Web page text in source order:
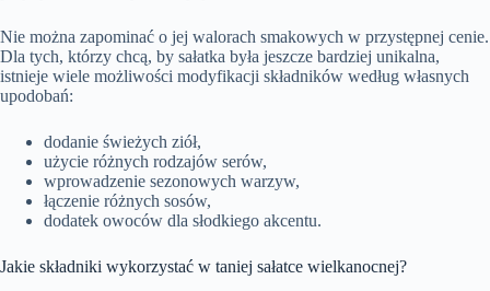
Nie można zapominać o jej walorach smakowych w przystępnej cenie.
Dla tych, którzy chcą, by sałatka była jeszcze bardziej unikalna,
istnieje wiele możliwości modyfikacji składników według własnych
upodobań:
dodanie świeżych ziół,
użycie różnych rodzajów serów,
wprowadzenie sezonowych warzyw,
łączenie różnych sosów,
dodatek owoców dla słodkiego akcentu.
Jakie składniki wykorzystać w taniej sałatce wielkanocnej?